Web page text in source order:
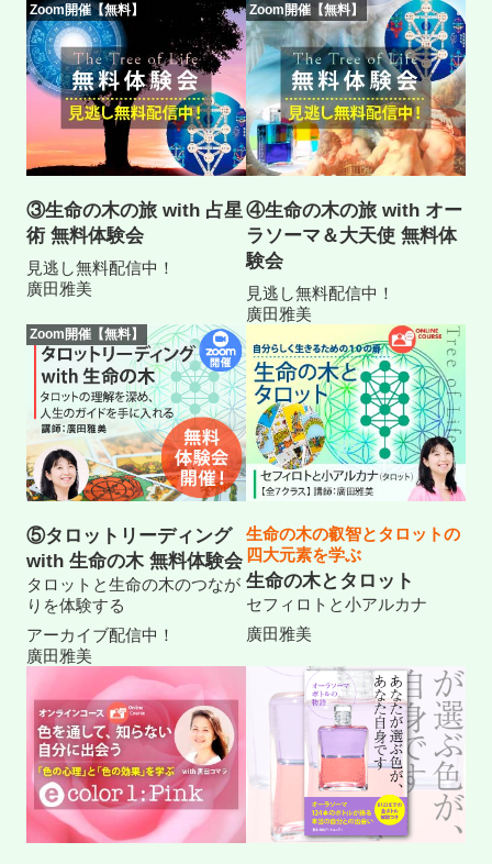
Zoom開催【無料】
③生命の木の旅 with 占星
術 無料体験会
見逃し無料配信中！
廣田雅美
Zoom開催【無料】
④生命の木の旅 with オー
ラソーマ＆大天使 無料体
験会
見逃し無料配信中！
廣田雅美
Zoom開催【無料】
⑤タロットリーディング
with 生命の木 無料体験会
タロットと生命の木のつなが
りを体験する
アーカイブ配信中！
廣田雅美
生命の木の叡智とタロットの
四大元素を学ぶ
生命の木とタロット
セフィロトと小アルカナ
廣田雅美